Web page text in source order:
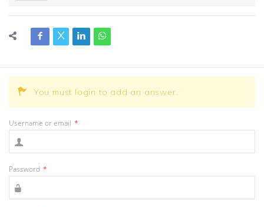
You must login to add an answer.
Username or email *
Password *